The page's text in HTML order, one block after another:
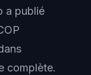
a publié
complète.